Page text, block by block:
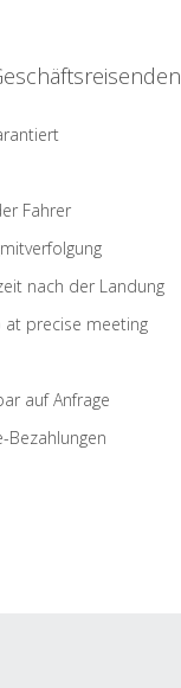
Fahrer
nach der Landung
at precise meeting
auf Anfrage
Bezahlungen